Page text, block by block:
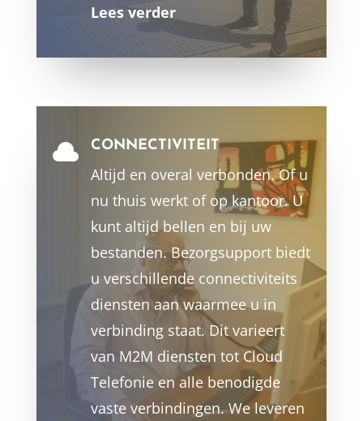
Lees verder
 CONNECTIVITEIT
Altijd en overal verbonden. Of u
nu thuis werkt of op kantoor. U
kunt altijd bellen en bij uw
bestanden. Bezorgsupport biedt
u verschillende connectiviteits
diensten aan waarmee u in
verbinding staat. Dit varieert
van M2M diensten tot Cloud
Telefonie en alle benodigde
vaste verbindingen. We leveren